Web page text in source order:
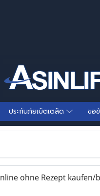
ประกันภัยเบ็ตเตล็ด ขอ
ohne Rezept kaufen/